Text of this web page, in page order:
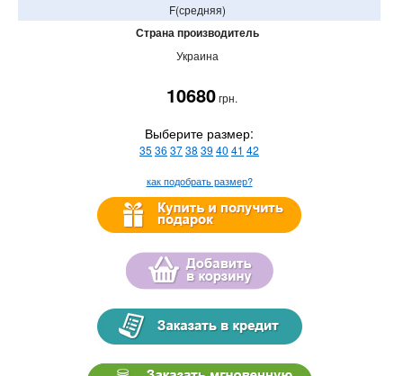
F(средняя)
Страна производитель
Украина
10680грн.
Выберите размер:
35 36 3738 39 40 41 42
как подобрать размер?